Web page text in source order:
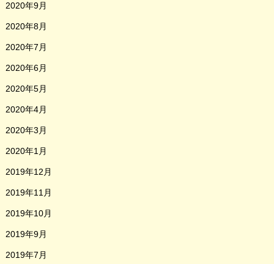
2020年9月
2020年8月
2020年7月
2020年6月
2020年5月
2020年4月
2020年3月
2020年1月
2019年12月
2019年11月
2019年10月
2019年9月
2019年7月